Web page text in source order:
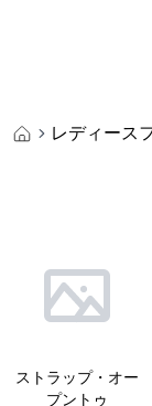
レディース
ストラップ・オー
プントゥ